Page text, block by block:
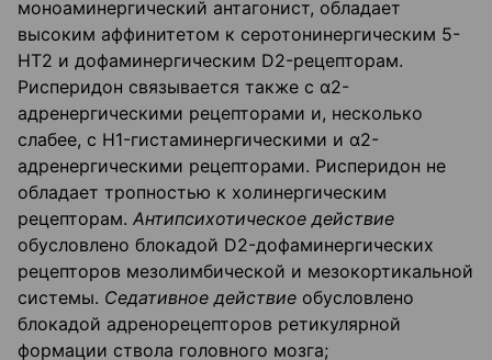
моноаминергический антагонист, обладает
высоким аффинитетом к серотонинергическим 5-
НТ2 и дофаминергическим D2-рецепторам.
Рисперидон связывается также с ɑ2-
адренергическими рецепторами и, несколько
слабее, с H1-гистаминергическими и ɑ2-
адренергическими рецепторами. Рисперидон не
обладает тропностью к холинергическим
рецепторам. Антипсихотическое действие
обусловлено блокадой D2-дофаминергических
рецепторов мезолимбической и мезокортикальной
системы. Седативное действие обусловлено
блокадой адренорецепторов ретикулярной
формации ствола головного мозга;